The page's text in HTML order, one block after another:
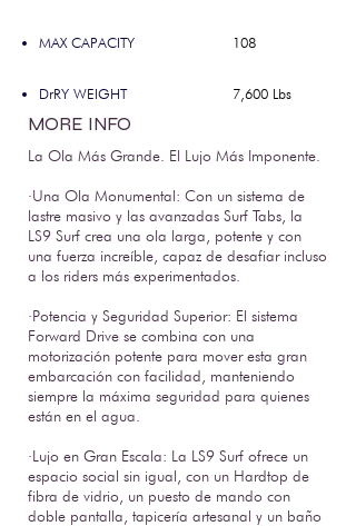
MAX CAPACITY
DrRY WEIGHT
108
7,600 Lbs
MORE INFO
La Ola Más Grande. El Lujo Más Imponente.
·Una Ola Monumental: Con un sistema de
lastre masivo y las avanzadas Surf Tabs, la
LS9 Surf crea una ola larga, potente y con
una fuerza increíble, capaz de desafiar incluso
a los riders más experimentados.
·Potencia y Seguridad Superior: El sistema
Forward Drive se combina con una
motorización potente para mover esta gran
embarcación con facilidad, manteniendo
siempre la máxima seguridad para quienes
están en el agua.
·Lujo en Gran Escala: La LS9 Surf ofrece un
espacio social sin igual, con un Hardtop de
fibra de vidrio, un puesto de mando con
doble pantalla, tapicería artesanal y un baño